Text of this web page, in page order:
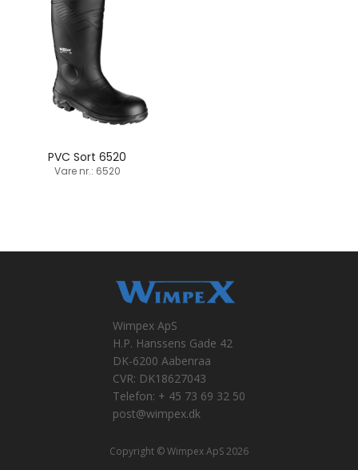
PVC Sort 6520
Vare nr.: 6520
Wimpex ApS
H.P. Hanssens Gade 42
DK-6200 Aabenraa
CVR: DK18627043
Telefon: + 45 73 69 32 50
post@wimpex.dk
Copyright © Wimpex ApS 2026